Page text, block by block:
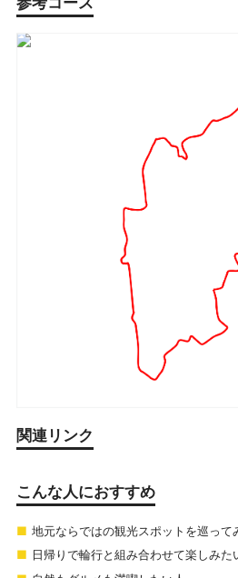
関連リンク
こんな人におすすめ
地元ならではの観光スポットを巡って
日帰りで輪行と組み合わせて楽しみた